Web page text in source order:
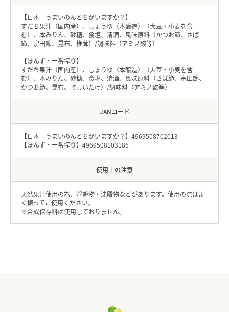
【日本一うまいのんとちがいますか？】
すだち果汁（国内産）、しょうゆ（本醸造）（大豆・小麦を含
む）、本みりん、砂糖、食塩、清酒、風味原料（かつお節、さば
節、宗田節、昆布、椎茸）/調味料（アミノ酸等）
【ぽんず・一番搾り】
すだち果汁（国内産）、しょうゆ（本醸造）（大豆・小麦を含
む）、本みりん、砂糖、食塩、清酒、風味原料（さば節、宗田節、
かつお節、昆布、乾しいたけ）/調味料（アミノ酸等）
JANコード
【日本一うまいのんとちがいますか？】4969508702013
【ぽんず・一番搾り】4969508103186
使用上の注意
天然果汁使用の為、浮遊物・沈殿物などがあります。使用の際はよ
く振ってご使用ください。
※合成保存料は使用しておりません。